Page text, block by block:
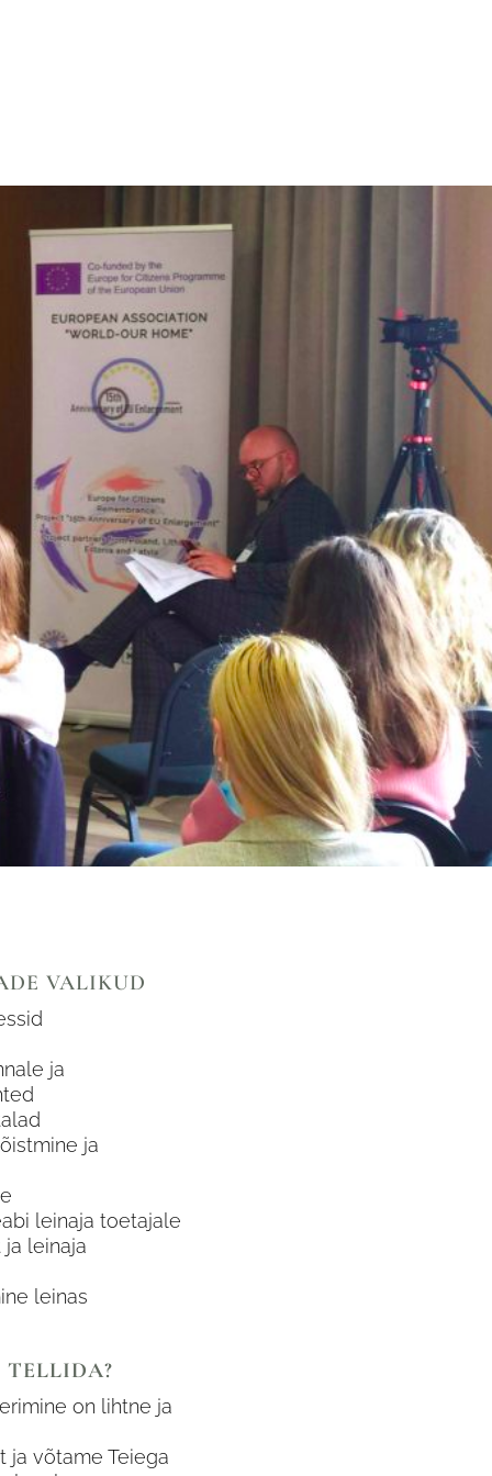
VALIKUD
ja
ja
leinaja toetajale
leinaja
leinas
on lihtne ja
ja võtame Teiega